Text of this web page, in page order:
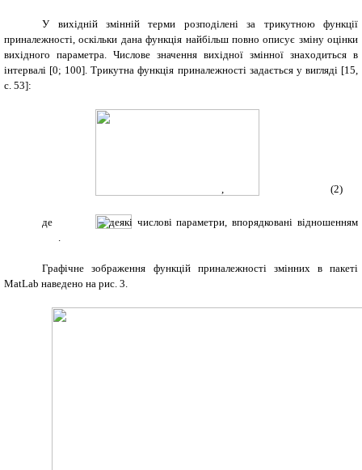
У вихідній змінній терми розподілені за трикутною функції
приналежності, оскільки дана функція найбільш повно описує зміну оцінки
вихідного параметра. Числове значення вихідної змінної знаходиться в
інтервалі [0; 100]. Трикутна функція приналежності задається у вигляді [15
c . 53]:
, (2)
де
– деякі числові параметри, впорядковані відношенням
Графічне зображення функцій приналежності змінних в пакеті
MatLab наведено на рис. 3.